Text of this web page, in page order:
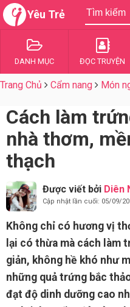
Yêu Trẻ
DANH MỤC ĐỌC TRUYỆN
Trang Chủ Cẩm nang Món
Cách làm
nhà thơm,
thạch
Được viết bởi Diên
Cập nhật lần cuối: 05/09/
Không chỉ có hương vị
lại có thừa mà cách làm
giản, không hề khó như
những quả trứng bắc
đạt độ dinh dưỡng cao